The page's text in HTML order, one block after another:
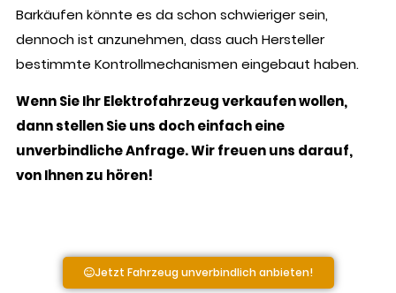
Barkäufen könnte es da schon schwieriger sein,
dennoch ist anzunehmen, dass auch Hersteller
bestimmte Kontrollmechanismen eingebaut haben.
Wenn Sie Ihr Elektrofahrzeug verkaufen wollen,
dann stellen Sie uns doch einfach eine
unverbindliche Anfrage. Wir freuen uns darauf,
von Ihnen zu hören!
Jetzt Fahrzeug unverbindlich anbieten!